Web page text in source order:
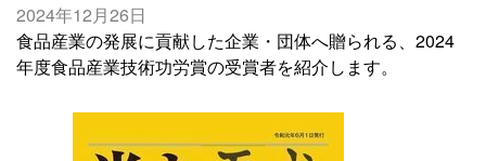
2024年12月26日
食品産業の発展に貢献した企業・団体へ贈られる、2024
年度食品産業技術功労賞の受賞者を紹介します。